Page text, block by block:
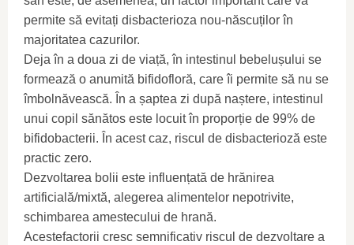
permite să evitați disbacterioza nou-născuților în
majoritatea cazurilor.
Deja în a doua zi de viață, în intestinul bebelușului se
formează o anumită bifidofloră, care îi permite să nu se
îmbolnăvească. În a șaptea zi după naștere, intestinul
unui copil sănătos este locuit în proporție de 99% de
bifidobacterii. În acest caz, riscul de disbacterioză este
practic zero.
Dezvoltarea bolii este influențată de hrănirea
artificială/mixtă, alegerea alimentelor nepotrivite,
schimbarea amestecului de hrană.
Acestefactorii cresc semnificativ riscul de dezvoltare a